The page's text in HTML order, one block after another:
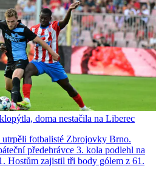
doma nestačila na Liberec
utrpěli fotbalisté Zbrojovky Brno.
předehrávce 3. kola podlehl na
Hostům zajistil tři body gólem z 61.